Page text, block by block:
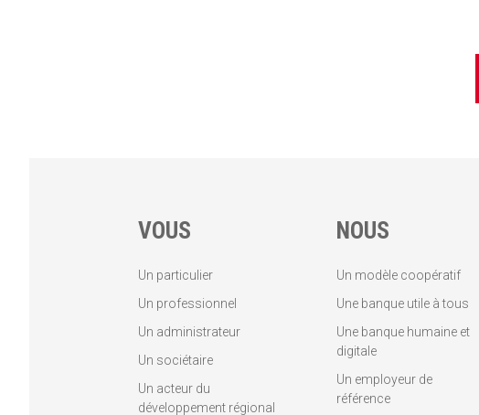
VOUS
Un particulier
Un professionnel
Un administrateur
Un sociétaire
Un acteur du
développement régional
NOUS
Un modèle coopératif
Une banque utile à tous
Une banque humaine et
digitale
Un employeur de
référence